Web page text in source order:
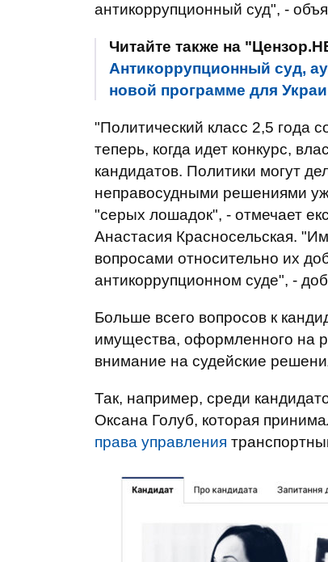
антикоррупционный суд", -
Читайте также на
Антикоррупционный суд,
новой программе для
"Политический класс 2,5 года
теперь, когда идет конкурс,
кандидатов. Политики могут
неправосудными решениями
"серых лошадок", - отмечает
Анастасия Красносельская.
вопросами относительно их
антикоррупционном суде", -
Больше всего вопросов к
имущества, оформленного на
внимание на судейские
Так, например, среди
Оксана Голуб, которая
права управления